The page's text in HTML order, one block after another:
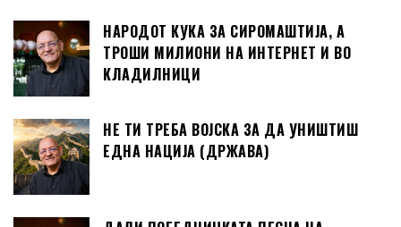
НАРОДОТ КУКА ЗА СИРОМАШТИЈА, А
ТРОШИ МИЛИОНИ НА ИНТЕРНЕТ И ВО
КЛАДИЛНИЦИ
НЕ ТИ ТРЕБА ВОЈСКА ЗА ДА УНИШТИШ
ЕДНА НАЦИЈА (ДРЖАВА)